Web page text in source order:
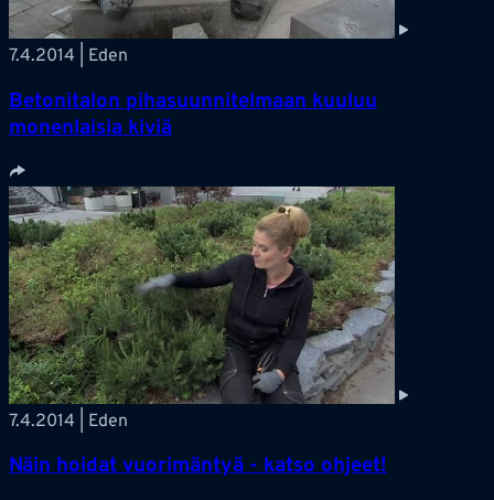
7.4.2014 | Eden
Betonitalon pihasuunnitelmaan kuuluu
monenlaisia kiviä
7.4.2014 | Eden
Näin hoidat vuorimäntyä - katso ohjeet!